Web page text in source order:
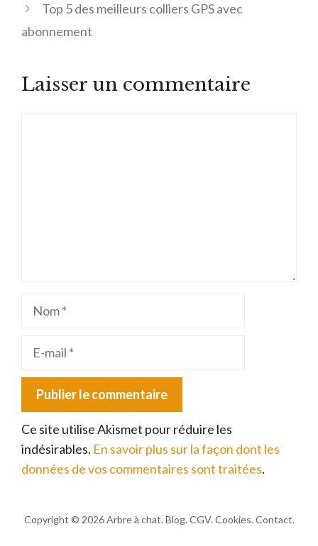
Top 5 des meilleurs colliers GPS avec
abonnement
Laisser un commentaire
Nom
Ce site utilise Akismet pour réduire les
indésirables. En savoir plus sur la façon dont les
données de vos commentaires sont traitées.
Copyright © 2026Arbre à chat. Blog. CGV. Cookies. Contact.